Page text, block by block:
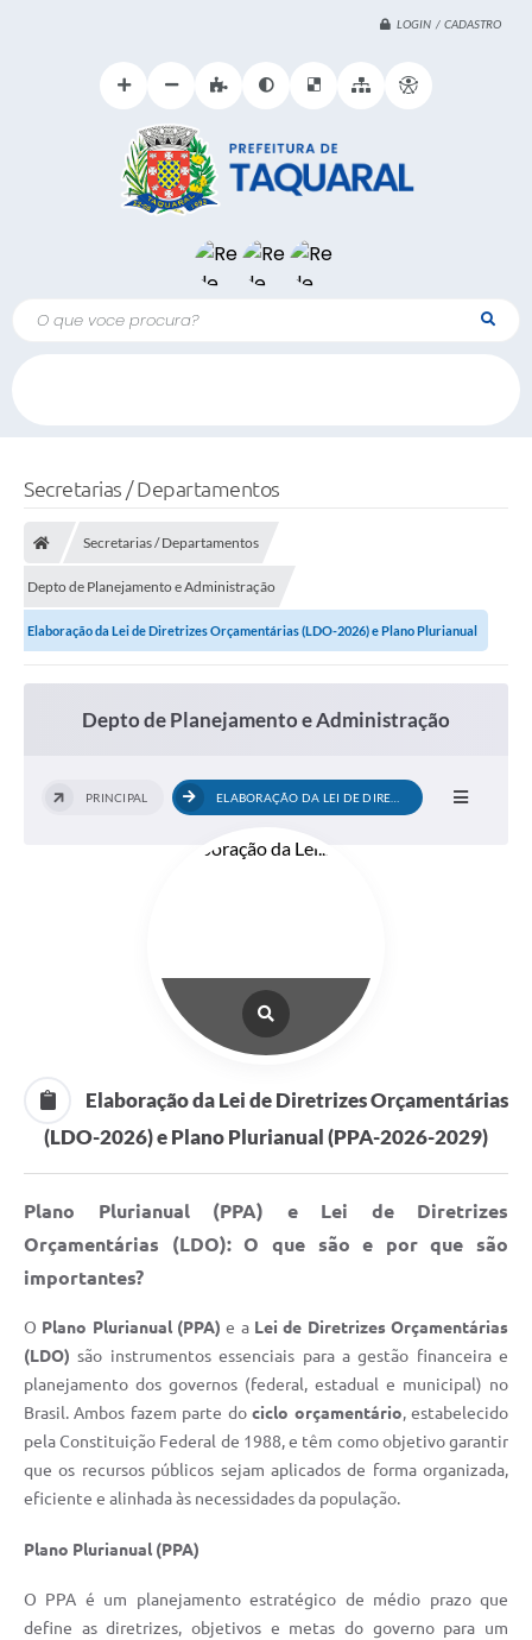
LOGIN / CADASTRO
O que voce procura?
Secretarias / Departamentos
Secretarias / Departamentos
Depto de Planejamento e Administração
Elaboração da Lei de Diretrizes Orçamentárias (LDO-2026) e Plano Plurianual
Depto de Planejamento e Administração
PRINCIPAL
Elaboração da Lei de Diretrizes Orçamentárias
(LDO-2026) e Plano Plurianual (PPA-2026-2029)
Plano Plurianual (PPA) e Lei de Diretrizes
Orçamentárias (LDO): O que são e por que são
importantes?
O Plano Plurianual (PPA) e a Lei de Diretrizes Orçamentárias
(LDO) são instrumentos essenciais para a gestão financeira e
planejamento dos governos (federal, estadual e municipal) no
Brasil. Ambos fazem parte dociclo orçamentário, estabelecido
pela Constituição Federal de 1988, e têm como objetivo garantir
que os recursos públicos sejam aplicados de forma organizada,
eficiente e alinhada às necessidades da população.
Plano Plurianual (PPA)
O PPA é um planejamento estratégico de médio prazo que
define as diretrizes, objetivos e metas do governo para um